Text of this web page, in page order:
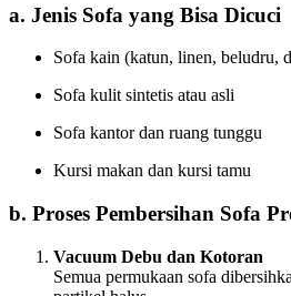
a. Jenis Sofa yang Bisa Dicuci
Sofa kain (katun, linen, beludru,
Sofa kulit sintetis atau asli
Sofa kantor dan ruang tunggu
Kursi makan dan kursi tamu
b. Proses Pembersihan Sofa
Vacuum Debu dan Kotoran
Semua permukaan sofa